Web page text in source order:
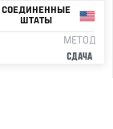
СОЕДИНЕННЫЕ
ШТАТЫ
МЕТОД
СДАЧА